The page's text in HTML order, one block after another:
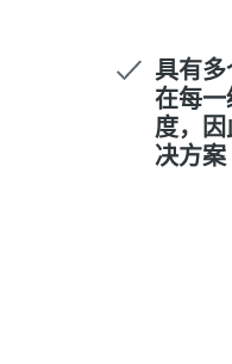
具有
在每
度，
决方案